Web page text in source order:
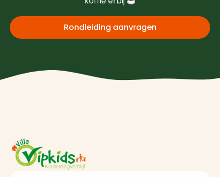
Rondleiding aanvragen